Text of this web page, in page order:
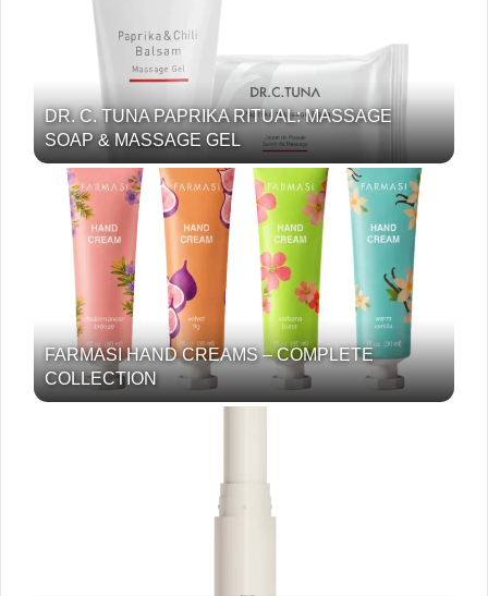
DR. C. TUNA PAPRIKA RITUAL: MASSAGE
SOAP & MASSAGE GEL
FARMASI HAND CREAMS – COMPLETE
COLLECTION